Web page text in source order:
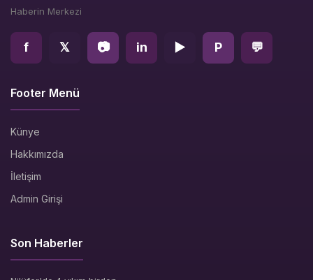
Haberin Merkezi
f 𝕏 📷 in ▶ P 💬
Footer Menü
Künye
Hakkımızda
İletişim
Admin Girişi
Son Haberler